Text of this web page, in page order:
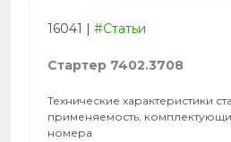
16041 | #Статьи
Стартер 7402.3708
Технические характеристики
применяемость,
номера